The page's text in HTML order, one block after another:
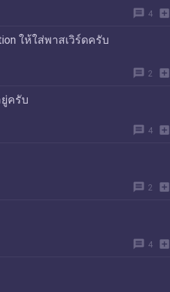
message 4 add_box
ให้ใส่พาสเวิร์ดครับ
message 2 add_box
ครับ
message 4 add_box
message 2 add_box
message 4 add_box